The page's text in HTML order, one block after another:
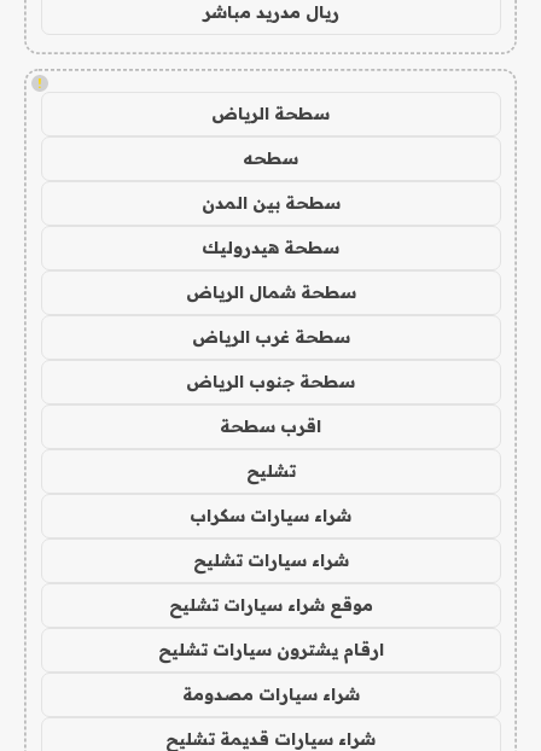
ريال مدريد مباشر
!
سطحة الرياض
سطحه
سطحة بين المدن
سطحة هيدروليك
سطحة شمال الرياض
سطحة غرب الرياض
سطحة جنوب الرياض
اقرب سطحة
تشليح
شراء سيارات سكراب
شراء سيارات تشليح
موقع شراء سيارات تشليح
ارقام يشترون سيارات تشليح
شراء سيارات مصدومة
شراء سيارات قديمة تشليح